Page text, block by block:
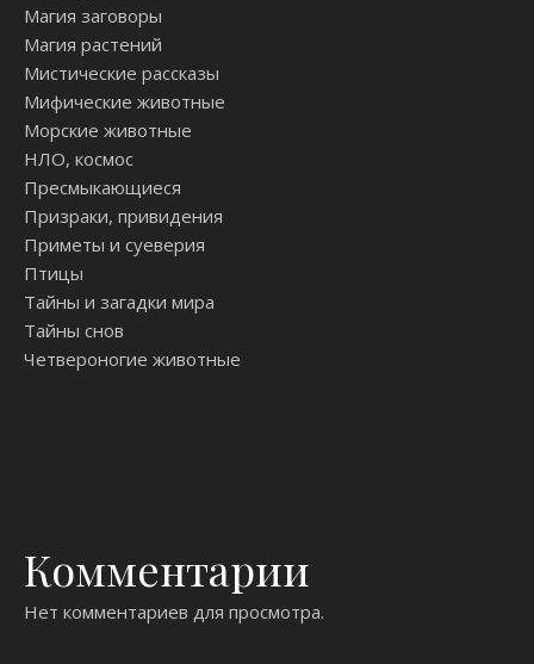
Магия заговоры
Магия растений
Мистические рассказы
Мифические животные
Морские животные
НЛО, космос
Пресмыкающиеся
Призраки, привидения
Приметы и суеверия
Птицы
Тайны и загадки мира
Тайны снов
Четвероногие животные
Комментарии
Нет комментариев для просмотра.